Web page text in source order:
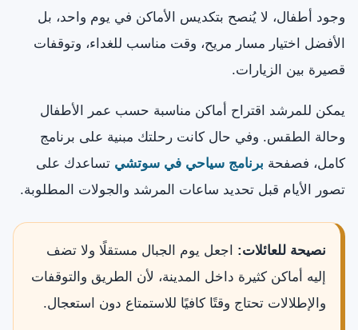
وجود أطفال، لا يُنصح بتكديس الأماكن في يوم واحد، بل
الأفضل اختيار مسار مريح، وقت مناسب للغداء، وتوقفات
قصيرة بين الزيارات.
يمكن للمرشد اقتراح أماكن مناسبة حسب عمر الأطفال
وحالة الطقس. وفي حال كانت رحلتك مبنية على برنامج
كامل، فصفحة برنامج سياحي في سوتشي تساعدك على
تصور الأيام قبل تحديد ساعات المرشد والجولات المطلوبة.
نصيحة للعائلات: اجعل يوم الجبال مستقلًا ولا تضف
إليه أماكن كثيرة داخل المدينة، لأن الطريق والتوقفات
والإطلالات تحتاج وقتًا كافيًا للاستمتاع دون استعجال.